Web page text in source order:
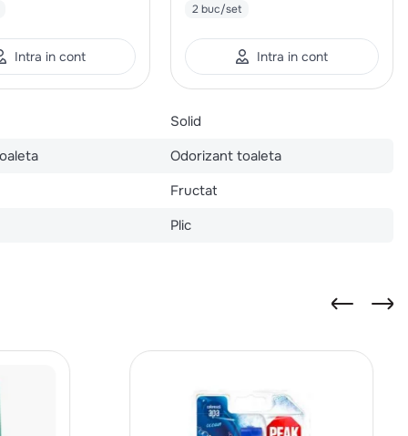
Intra in cont
2 buc/set
Intra in cont
Solid
Odorizant toaleta
Fructat
Plic